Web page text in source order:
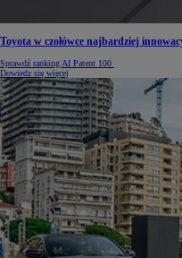
Toyota w czołówce najbardziej
Sprawdź ranking AI Patent 100
Dowiedz się więcej